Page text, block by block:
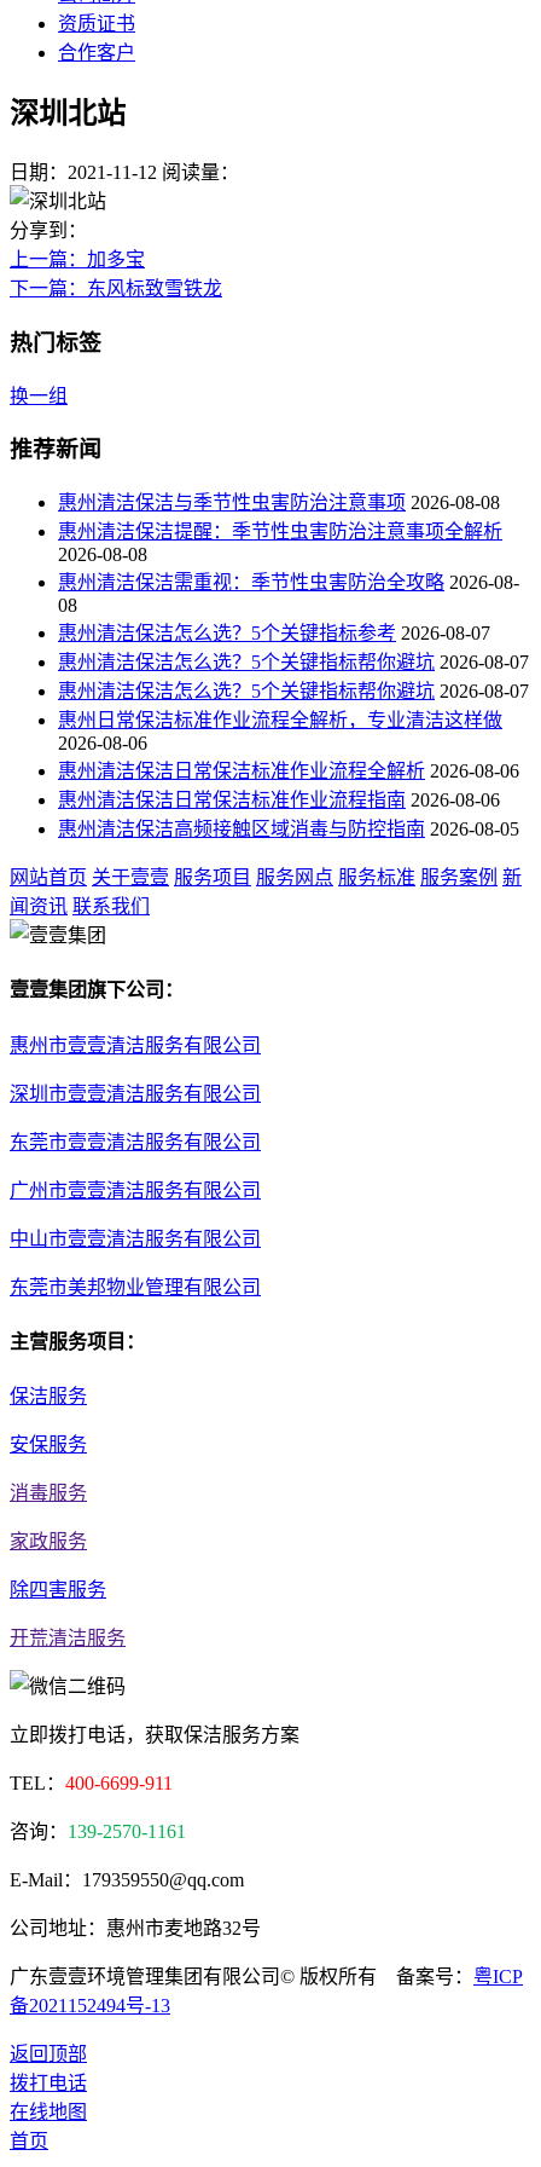
资质证书
合作客户
深圳北站
日期：2021-11-12 阅读量：
分享到：
上一篇 ：加多宝
下一篇 ：东风标致雪铁龙
热门标签
换一组
推荐新闻
惠州清洁保洁与季节性虫害防治注意事项 2026-08-08
惠州清洁保洁提醒：季节性虫害防治注意事项全解析
2026-08-08
惠州清洁保洁需重视：季节性虫害防治全攻略 2026-08-
08
惠州清洁保洁怎么选？5个关键指标参考 2026-08-07
惠州清洁保洁怎么选？5个关键指标帮你避坑 2026-08-07
惠州清洁保洁怎么选？5个关键指标帮你避坑 2026-08-07
惠州日常保洁标准作业流程全解析，专业清洁这样做
2026-08-06
惠州清洁保洁日常保洁标准作业流程全解析 2026-08-06
惠州清洁保洁日常保洁标准作业流程指南 2026-08-06
惠州清洁保洁高频接触区域消毒与防控指南 2026-08-05
网站首页 关于壹壹 服务项目 服务网点 服务标准 服务案例 新
闻资讯 联系我们
壹壹集团旗下公司：
惠州市壹壹清洁服务有限公司
深圳市壹壹清洁服务有限公司
东莞市壹壹清洁服务有限公司
广州市壹壹清洁服务有限公司
中山市壹壹清洁服务有限公司
东莞市美邦物业管理有限公司
主营服务项目：
保洁服务
安保服务
消毒服务
家政服务
除四害服务
开荒清洁服务
立即拨打电话，获取保洁服务方案
TEL： 400-6699-911
咨询： 139-2570-1161
E-Mail：179359550@qq.com
公司地址：惠州市麦地路32号
广东壹壹环境管理集团有限公司© 版权所有 备案号： 粤ICP
备2021152494号-13
返回顶部
拨打电话
在线地图
首页